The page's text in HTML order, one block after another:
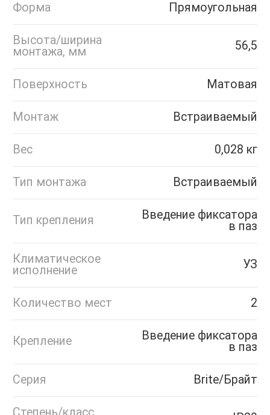
Форма Прямоугольная
Высота/ширина
монтажа, мм
56,5
Поверхность Матовая
Монтаж Встраиваемый
Вес 0,028 кг
Тип монтажа Встраиваемый
Тип крепления
Введение фиксатора
в паз
Климатическое
исполнение
УЗ
Количество мест 2
Крепление
Введение фиксатора
в паз
Серия Brite/Брайт